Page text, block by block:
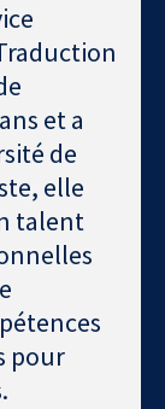
et a
de
elle
talent
pour